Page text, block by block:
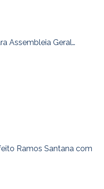
Assembleia Geral…
Ramos Santana com